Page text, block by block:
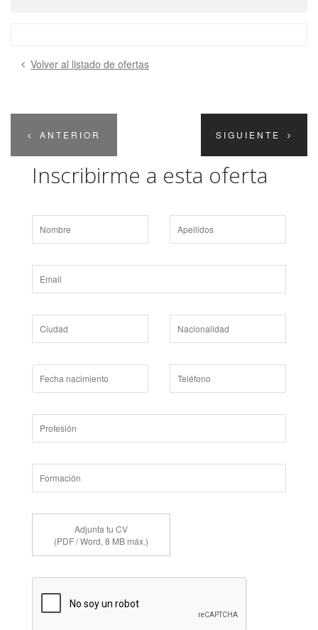
Volver al listado de ofertas
ANTERIOR SIGUIENTE
Inscribirme a esta oferta
Adjunta tu CV
(PDF / Word, 8 MB máx.)